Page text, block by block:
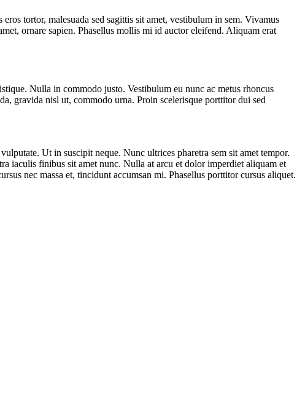
tortor, malesuada sed sagittis sit amet, vestibulum in sem. Vivamus
ornare sapien. Phasellus mollis mi id auctor eleifend. Aliquam erat
Nulla in commodo justo. Vestibulum eu nunc ac metus rhoncus
gravida nisl ut, commodo urna. Proin scelerisque porttitor dui sed
Ut in suscipit neque. Nunc ultrices pharetra sem sit amet tempor.
iaculis finibus sit amet nunc. Nulla at arcu et dolor imperdiet aliquam et
nec massa et, tincidunt accumsan mi. Phasellus porttitor cursus aliquet.